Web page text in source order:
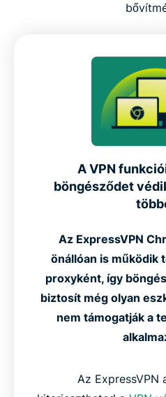
A VPN
böngésződet
Az ExpressVPN
önállóan is működik
proxyként, így
biztosít még olyan
nem támogatják a
Az ExpressVPN